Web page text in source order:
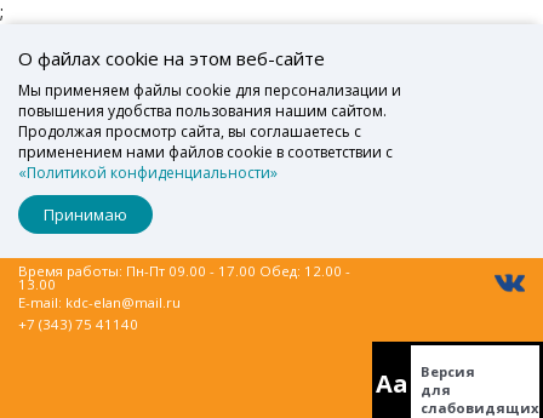
;
О файлах cookie на этом веб-сайте
Мы применяем файлы cookie для персонализации и
повышения удобства пользования нашим сайтом.
Продолжая просмотр сайта, вы соглашаетесь с
применением нами файлов cookie в соответствии с
«Политикой конфиденциальности»
Принимаю
Время работы: Пн-Пт 09.00 - 17.00 Обед: 12.00 -
13.00
E-mail: kdc-elan@mail.ru
+7 (343) 75 41140
Aa
Версия
для
слабовидящих